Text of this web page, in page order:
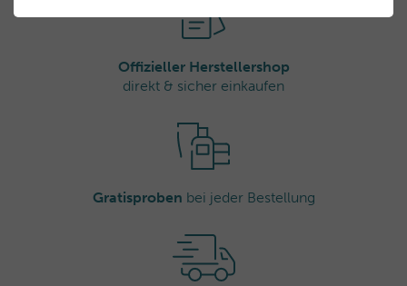
Hersteller
Laboratoires BLC Thalgo Cosmetic S.A.
Domaine des Châtaigniers 00, 83520 Roquebrune sur
Argens, Frankreich
Offizieller Herstellershop
direkt & sicher einkaufen
Gratisproben bei jeder Bestellung